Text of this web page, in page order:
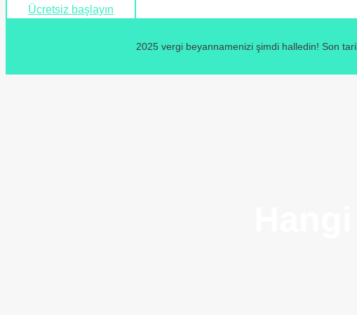
Ücretsiz başlayın
2025 vergi beyannamenizi şimdi halledin! Son